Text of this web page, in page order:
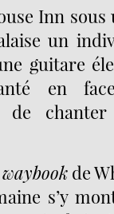
Inn sous
un
guitare
en
de
waybook de
s’y